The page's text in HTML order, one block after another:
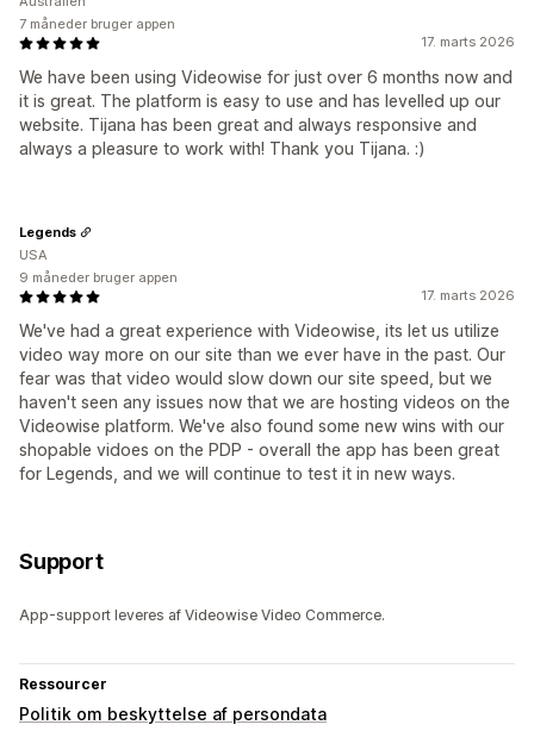
17. marts 2026
We have been using Videowise for just over 6 months now and
it is great. The platform is easy to use and has levelled up our
website. Tijana has been great and always responsive and
always a pleasure to work with! Thank you Tijana. :)
7 måneder bruger appen
17. marts 2026
We've had a great experience with Videowise, its let us utilize
video way more on our site than we ever have in the past. Our
fear was that video would slow down our site speed, but we
haven't seen any issues now that we are hosting videos on the
Videowise platform. We've also found some new wins with our
shopable vidoes on the PDP - overall the app has been great
for Legends, and we will continue to test it in new ways.
Legends
USA
9 måneder bruger appen
Support
App-support leveres af Videowise Video Commerce.
Ressourcer
Politik om beskyttelse af persondata